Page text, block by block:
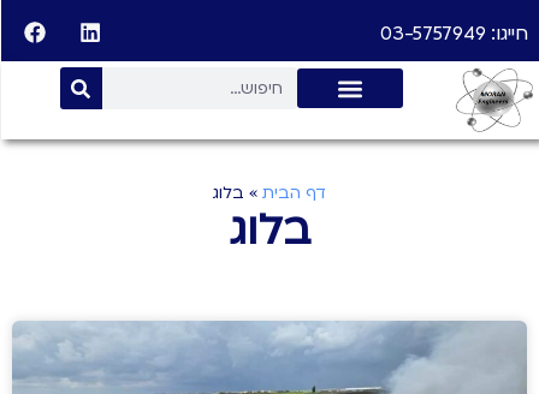
חייגו: 03-5757949
דף הבית » בלוג
בלוג